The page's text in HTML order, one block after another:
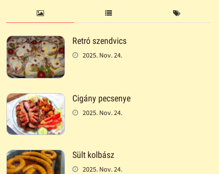
Retró szendvics
2025. Nov. 24.
Cigány pecsenye
2025. Nov. 24.
Sült kolbász
2025. Nov. 24.